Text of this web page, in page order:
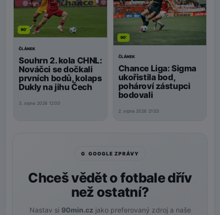
90'
ČLÁNEK
Souhrn 2. kola CHNL:
Nováčci se dočkali
prvních bodů, kolaps
Dukly na jihu Čech
3. srpna 2026 12:00
90'
ČLÁNEK
Chance Liga: Sigma
ukořistila bod,
pohároví zástupci
bodovali
2. srpna 2026 21:53
G GOOGLE ZPRÁVY
Chceš vědět o fotbale dřív
než ostatní?
Nastav si 90min.cz jako preferovaný zdroj a naše